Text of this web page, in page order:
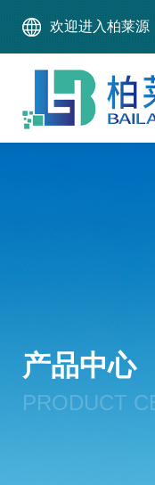
欢迎进入柏莱源
产品中心
PRODUCT